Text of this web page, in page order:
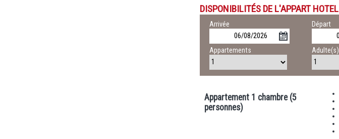
DISPONIBILITÉS DE L'APPART HOTEL
Arrivée Départ
Appartements Adulte(s)
Appartement 1 chambre (5
personnes)